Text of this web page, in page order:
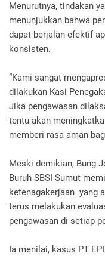
Menurutnya, tindakan
menunjukkan bahwa
dapat berjalan efektif
konsisten.
“Kami sangat
dilakukan Kasi
Jika pengawasan
tentu akan
memberi rasa aman
Meski demikian, Bung
Buruh SBSI Sumut
ketenagakerjaan yang
terus melakukan
pengawasan di setiap
Ia menilai, kasus PT